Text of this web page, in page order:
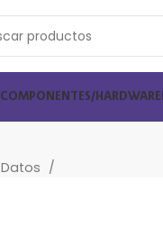
COMPONENTES/HARDWARE
Datos